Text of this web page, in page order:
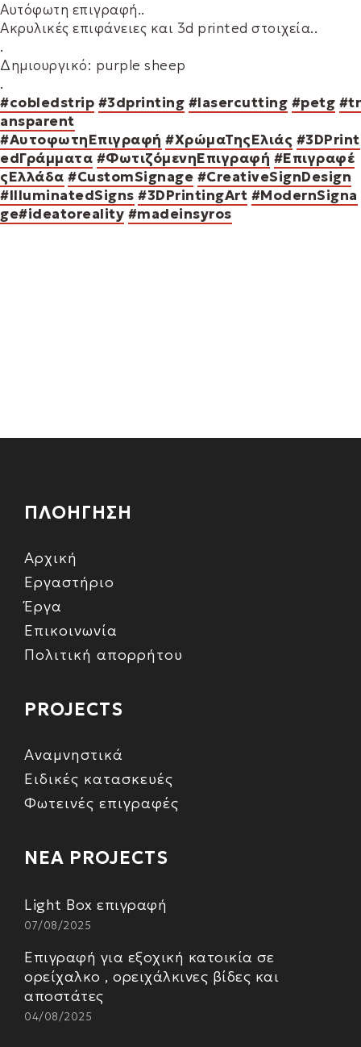
Αυτόφωτη επιγραφή..
Ακρυλικές επιφάνειες και 3d printed στοιχεία..
.
Δημιουργικό: purple sheep
.
#cobledstrip #3dprinting #lasercutting #petg #tr
ansparent
#ΑυτοφωτηΕπιγραφή #ΧρώμαΤηςΕλιάς #3DPrint
edΓράμματα #ΦωτιζόμενηΕπιγραφή #Επιγραφέ
ςΕλλάδα #CustomSignage #CreativeSignDesign
#IlluminatedSigns #3DPrintingArt #ModernSigna
ge#ideatoreality #madeinsyros
ΠΛΟΗΓΗΣΗ
Αρχική
Εργαστήριο
Έργα
Επικοινωνία
Πολιτική απορρήτου
PROJECTS
Αναμνηστικά
Ειδικές κατασκευές
Φωτεινές επιγραφές
ΝΕΑ PROJECTS
Light Box επιγραφή
07/08/2025
Επιγραφή για εξοχική κατοικία σε
ορείχαλκο , ορειχάλκινες βίδες και
αποστάτες
04/08/2025